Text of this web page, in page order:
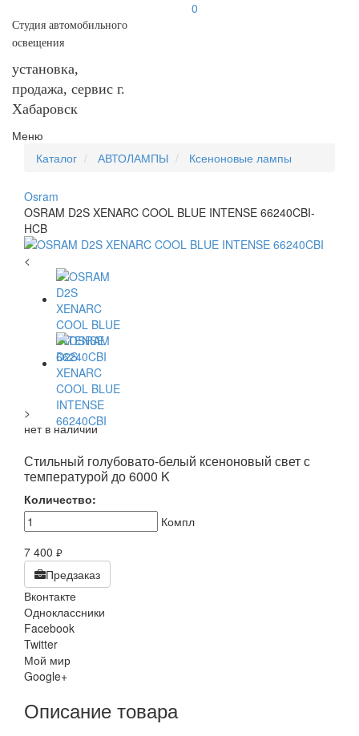
Студия автомобильного
освещения
установка,
продажа, сервис г.
Хабаровск
0
Меню
Каталог
АВТОЛАМПЫ Ксеноновые лампы
Osram
OSRAM D2S XENARC COOL BLUE INTENSE 66240CBI-
HCB
<
>
нет в наличии
Стильный голубовато-белый ксеноновый свет с
температурой до 6000 K
Количество:
Компл
7 400 руб.
Предзаказ
Вконтакте
Одноклассники
Facebook
Twitter
Мой мир
Google+
Описание товара